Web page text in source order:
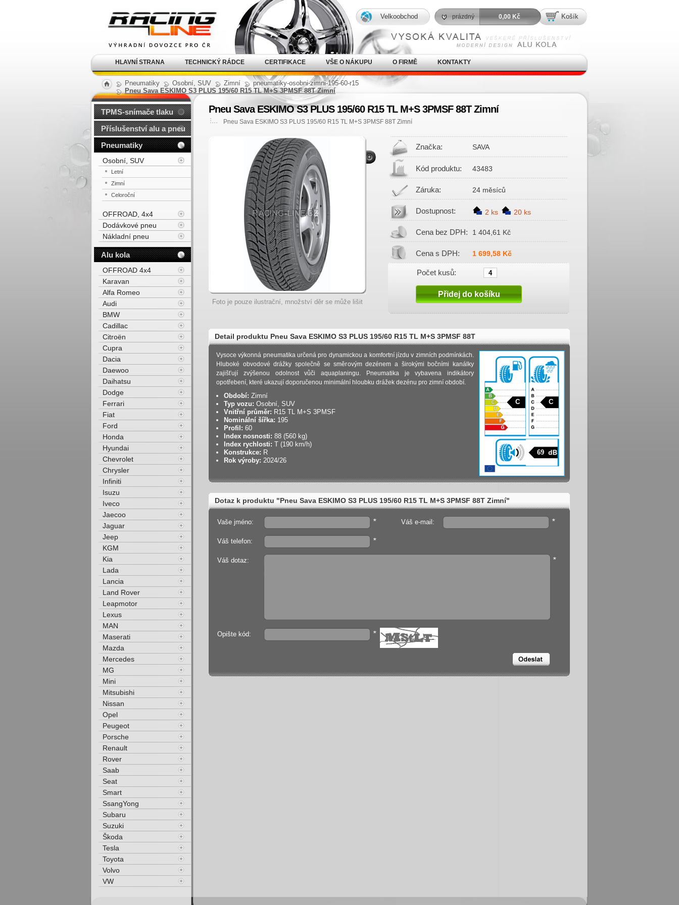
Pneumatiky Osobní, SUV Zimní
pneumatiky-osobni-zimni-195-60-r15
Pneu Sava ESKIMO S3 PLUS 195/60 R15 TL M+S 3PMSF 88T Zimní
Pneu Sava ESKIMO S3 PLUS 195/60 R15 TL M+S 3PMSF 88T Zimní
Pneu Sava ESKIMO S3 PLUS 195/60 R15 TL M+S 3PMSF 88T Zimní
Foto je pouze ilustrační, množství děr se může lišit
Značka: SAVA
Kód produktu: 43483
Záruka: 24 měsíců
Dostupnost: 2 ks 20 ks
Cena bez DPH: 1 404,61 Kč
Cena s DPH: 1 699,58 Kč
Počet kusů:
Detail produktu Pneu Sava ESKIMO S3 PLUS 195/60 R15 TL M+S 3PMSF 88T
Zimní
C C
69
Vysoce výkonná pneumatika určená pro dynamickou a komfortní jízdu v zimních podmínkách.
Hluboké obvodové drážky společně se směrovým dezénem a širokými bočními kanálky
zajišťují zvýšenou odolnost vůči aquaplaningu. Pneumatika je vybavena indikátory
opotřebení, které ukazují doporučenou minimální hloubku drážek dezénu pro zimní období.
Období: Zimní
Typ vozu: Osobní, SUV
Vnitřní průměr: R15 TL M+S 3PMSF
Nominální šířka: 195
Profil: 60
Index nosnosti: 88 (560 kg)
Index rychlosti: T (190 km/h)
Konstrukce: R
Rok výroby: 2024/26
Dotaz k produktu "Pneu Sava ESKIMO S3 PLUS 195/60 R15 TL M+S 3PMSF 88T Zimní"
Vaše jméno: * Váš e-mail: *
Váš telefon: *
Váš dotaz: *
Opište kód: *
TPMS-snímače tlaku
Příslušenství alu a pneu
Pneumatiky
Osobní, SUV
Letní
Zimní
Celoroční
OFFROAD, 4x4
Dodávkové pneu
Nákladní pneu
Alu kola
OFFROAD 4x4
Karavan
Alfa Romeo
Audi
BMW
Cadillac
Citroën
Cupra
Dacia
Daewoo
Daihatsu
Dodge
Ferrari
Fiat
Ford
Honda
Hyundai
Chevrolet
Chrysler
Infiniti
Isuzu
Iveco
Jaecoo
Jaguar
Jeep
KGM
Kia
Lada
Lancia
Land Rover
Leapmotor
Lexus
MAN
Maserati
Mazda
Mercedes
MG
Mini
Mitsubishi
Nissan
Opel
Peugeot
Porsche
Renault
Rover
Saab
Seat
Smart
SsangYong
Subaru
Suzuki
Škoda
Tesla
Toyota
Volvo
VW
kola Racing Line
HLAVNÍ STRANA TECHNICKÝ RÁDCE CERTIFIKACE VŠE O NÁKUPU O FIRMĚ KONTAKTY
Košík
prázdný 0,00 Kč
Velkoobchod